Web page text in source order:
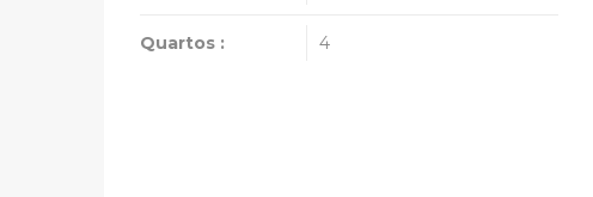
Quartos : 4